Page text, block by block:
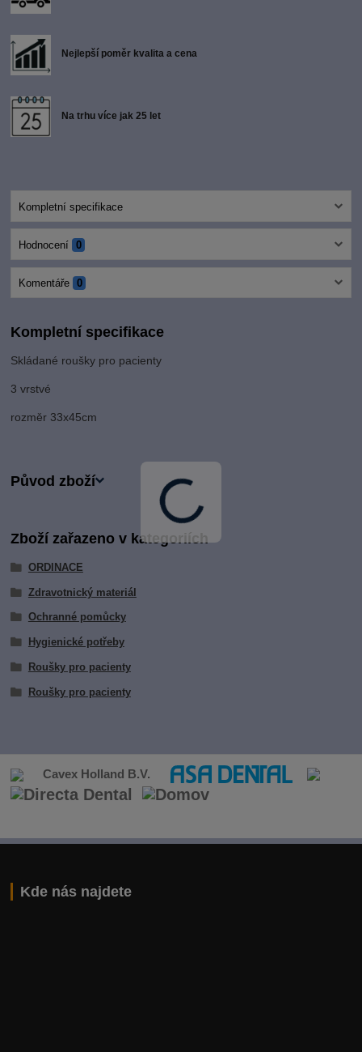
Nejlepší poměr kvalita a cena
Na trhu více jak 25 let
Kompletní specifikace
Hodnocení 0
Komentáře 0
Kompletní specifikace
Skládané roušky pro pacienty
3 vrstvé
rozměr 33x45cm
Původ zboží
Zboží zařazeno v kategoriích
ORDINACE
Zdravotnický materiál
Ochranné pomůcky
Hygienické potřeby
Roušky pro pacienty
Roušky pro pacienty
Cavex Holland B.V.
Kde nás najdete